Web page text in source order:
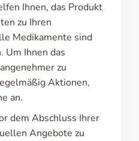
Ihnen, das Produkt
zu Ihren
Medikamente sind
Um Ihnen das
zu
Aktionen,
an.
dem Abschluss Ihrer
Angebote zu